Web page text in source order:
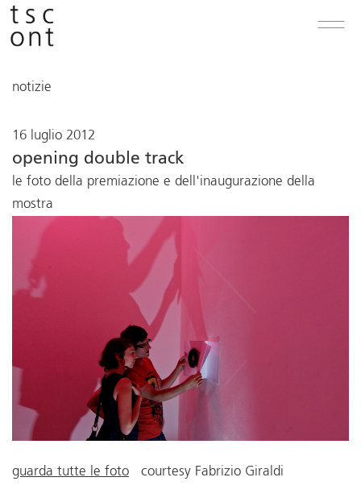
notizie
16 luglio 2012
opening double track
le foto della premiazione e dell'inaugurazione della
mostra
guarda tutte le foto courtesy Fabrizio Giraldi